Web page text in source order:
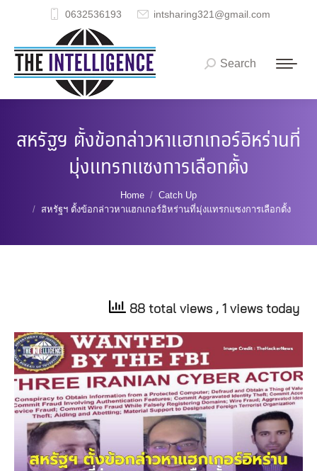
0632536193 intsharing321@gmail.com
Search:
Search
สหรัฐฯ ตั้งข้อกล่าวหาแฮกเกอร์อิหร่านที่
มุ่งแทรกแซงการเลือกตั้ง
Home
Catch Up
สหรัฐฯ ตั้งข้อกล่าวหาแฮกเกอร์อิหร่านที่มุ่งแทรกแซงการเลือกตั้ง
88 total views , 1 views today